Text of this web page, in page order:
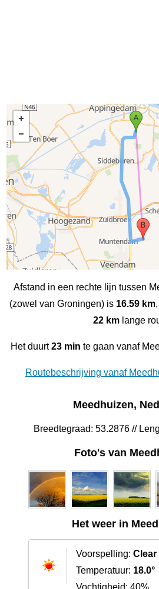
Afstand in een rechte lijn tussen
(zowel van Groningen) is 16.59 km
22 kmlange
Het duurt23 min te gaan vanaf
Routebeschrijving vanaf
Meedhuizen,
Breedtegraad: 53.2876 //
Foto's van
Het weer in
Voorspelling: Clear
Temperatuur: 18.0°